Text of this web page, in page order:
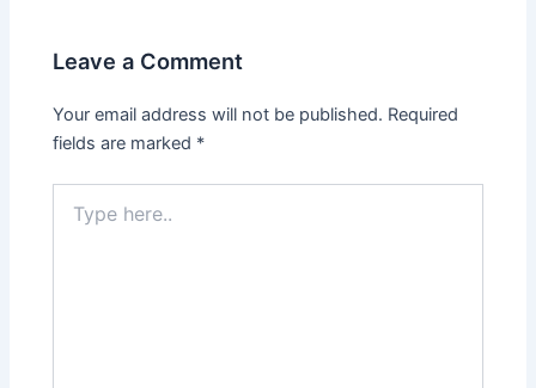
Leave a Comment
Your email address will not be published. Required
fields are marked *
here..